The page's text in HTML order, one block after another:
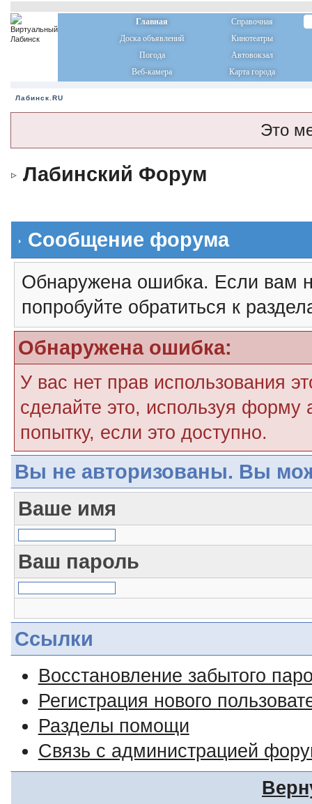
Главная
Справочная
Доска объявлений
Кинотеатры
Погода
Автовокзал
Веб-камера
Карта города
Лабинск.RU
Это
Лабинский Форум
Сообщение форума
Обнаружена ошибка. Если вам
попробуйте обратиться к
Обнаружена ошибка:
У вас нет прав использования
сделайте это, используя форму
попытку, если это доступно.
Вы не авторизованы. Вы
Ваше имя
Ваш пароль
Ссылки
Восстановление забытого
Регистрация нового
Разделы помощи
Связь с администрацией